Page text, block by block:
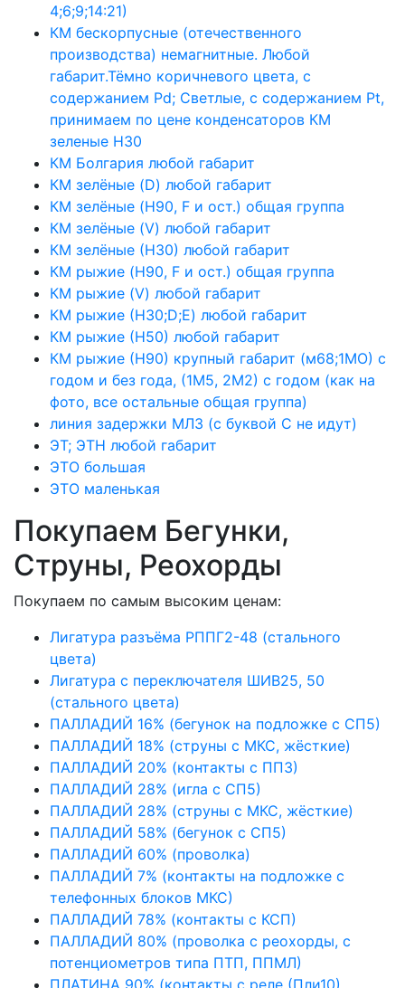
4;6;9;14:21)
КМ бескорпусные (отечественного
производства) немагнитные. Любой
габарит.Тёмно коричневого цвета, с
содержанием Pd; Светлые, с содержанием Pt,
принимаем по цене конденсаторов КМ
зеленые Н30
КМ Болгария любой габарит
КМ зелёные (D) любой габарит
КМ зелёные (H90, F и ост.) общая группа
КМ зелёные (V) любой габарит
КМ зелёные (Н30) любой габарит
КМ рыжие (H90, F и ост.) общая группа
КМ рыжие (V) любой габарит
КМ рыжие (Н30;D;E) любой габарит
КМ рыжие (Н50) любой габарит
КМ рыжие (Н90) крупный габарит (м68;1МО) с
годом и без года, (1М5, 2М2) с годом (как на
фото, все остальные общая группа)
линия задержки МЛЗ (с буквой С не идут)
ЭТ; ЭТН любой габарит
ЭТО большая
ЭТО маленькая
Покупаем Бегунки,
Струны, Реохорды
Покупаем по самым высоким ценам:
Лигатура разъёма РППГ2-48 (стального
цвета)
Лигатура с переключателя ШИВ25, 50
(стального цвета)
ПАЛЛАДИЙ 16% (бегунок на подложке с СП5)
ПАЛЛАДИЙ 18% (струны с МКС, жёсткие)
ПАЛЛАДИЙ 20% (контакты с ПП3)
ПАЛЛАДИЙ 28% (игла с СП5)
ПАЛЛАДИЙ 28% (струны с МКС, жёсткие)
ПАЛЛАДИЙ 58% (бегунок с СП5)
ПАЛЛАДИЙ 60% (проволка)
ПАЛЛАДИЙ 7% (контакты на подложке с
телефонных блоков МКС)
ПАЛЛАДИЙ 78% (контакты с КСП)
ПАЛЛАДИЙ 80% (проволка с реохорды, с
потенциометров типа ПТП, ППМЛ)
ПЛАТИНА 90% (контакты с реле (Пли10),